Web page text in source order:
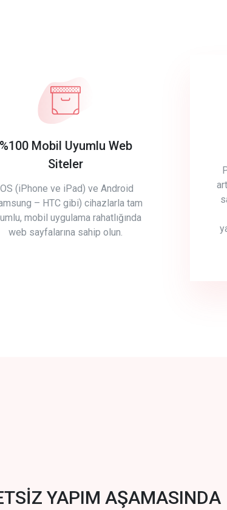
%100 Mobil Uyumlu Web
Siteler
(iPhone ve iPad) ve Android
– HTC gibi) cihazlarla tam
mobil uygulama rahatlığında
web sayfalarına sahip olun.
YAPIM AŞAMASINDA